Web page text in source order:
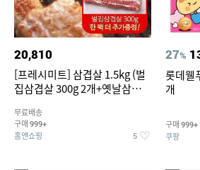
20,810
[프레시미트] 삼겹살 1.5kg (벌
집삼겹살 300g 2개+옛날삼겹살
팩 추가증정)
무료배송
구매 999+
홈앤쇼핑 5
27%
롯데웰
개
구매 999+
쿠팡